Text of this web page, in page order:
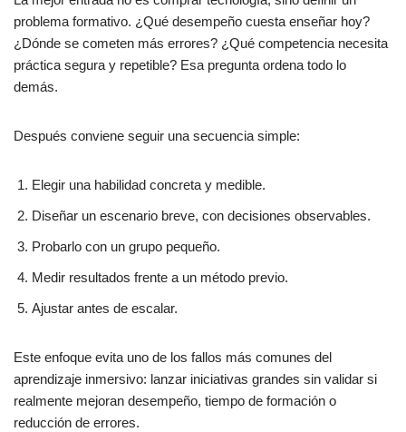
problema formativo. ¿Qué desempeño cuesta enseñar hoy?
¿Dónde se cometen más errores? ¿Qué competencia necesita
práctica segura y repetible? Esa pregunta ordena todo lo
demás.
Después conviene seguir una secuencia simple:
Elegir una habilidad concreta y medible.
Diseñar un escenario breve, con decisiones observables.
Probarlo con un grupo pequeño.
Medir resultados frente a un método previo.
Ajustar antes de escalar.
Este enfoque evita uno de los fallos más comunes del
aprendizaje inmersivo: lanzar iniciativas grandes sin validar si
realmente mejoran desempeño, tiempo de formación o
reducción de errores.